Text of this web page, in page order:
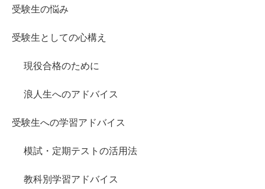
受験生の悩み
受験生としての心構え
現役合格のために
浪人生へのアドバイス
受験生への学習アドバイス
模試・定期テストの活用法
教科別学習アドバイス